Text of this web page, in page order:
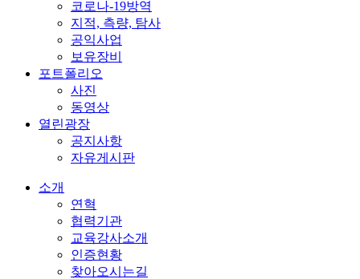
코로나-19방역
지적, 측량, 탐사
공익사업
보유장비
포트폴리오
사진
동영상
열린광장
공지사항
자유게시판
소개
연혁
협력기관
교육강사소개
인증현황
찾아오시는길